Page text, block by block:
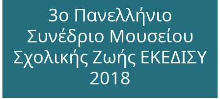
3ο Πανελλήνιο
Συνέδριο Μουσείου
Σχολικής Ζωής ΕΚΕΔΙΣΥ
2018